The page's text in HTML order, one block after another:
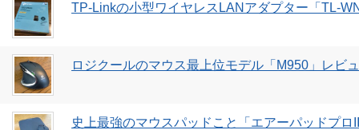
TP-Linkの小型ワイヤレスLANアダプター「TL-
ロジクールのマウス最上位モデル「M950」レビ
史上最強のマウスパッドこと「エアーパッドプロ